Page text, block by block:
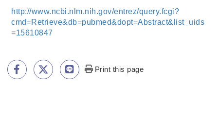
http://www.ncbi.nlm.nih.gov/entrez/query.fcgi?
cmd=Retrieve&db=pubmed&dopt=Abstract&list_uids
=15610847
Print this page